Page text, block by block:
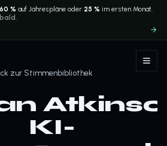
60 % auf Jahrespläne oder 25 % im ersten Monat.
zur Stimmenbibliothek
KI-